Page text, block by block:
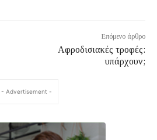
Επόμενο άρθρο
Αφροδισιακές τροφές:
υπάρχουν;
- Advertisement -